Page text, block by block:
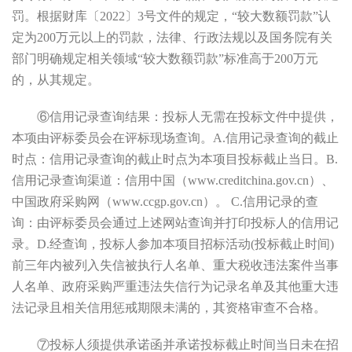
罚。根据财库〔 2022〕3号文件的规定，“较大数额罚款”认
定为200万元以上的罚款，法律、行政法规以及国务院有关
部门明确规定相关领域“较大数额罚款”标准高于200万元
的，从其规定。
⑥信用记录查询结果：投标人无需在投标文件中提供，
本项由评标委员会在评标现场查询。 A.信用记录查询的截止
时点：信用记录查询的截止时点为本项目投标截止当日。B.
信用记录查询渠道：信用中国（www.creditchina.gov.cn）、
中国政府采购网（www.ccgp.gov.cn）。 C.信用记录的查
询：由评标委员会通过上述网站查询并打印投标人的信用记
录。D.经查询，投标人参加本项目招标活动(投标截止时间)
前三年内被列入失信被执行人名单、重大税收违法案件当事
人名单、政府采购严重违法失信行为记录名单及其他重大违
法记录且相关信用惩戒期限未满的，其资格审查不合格。
⑦投标人须提供承诺函并承诺投标截止时间当日未在招